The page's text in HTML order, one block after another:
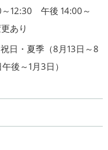
12:30 午後 14:00～
あり
日・夏季（8月13日～8
後～1月3日）